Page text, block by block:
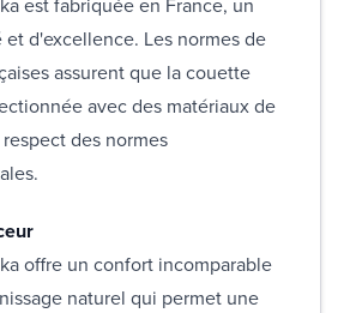
d'excellence. Les normes de
assurent que la couette
avec des matériaux de
des normes
offre un confort incomparable
naturel qui permet une